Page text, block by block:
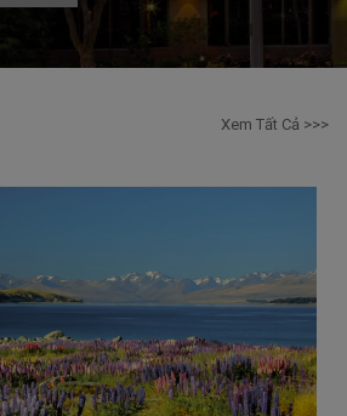
Xem Tất Cả >>>